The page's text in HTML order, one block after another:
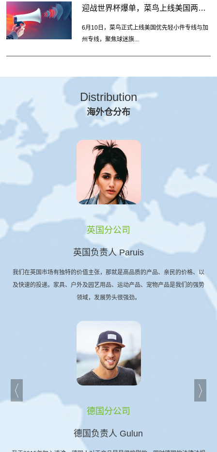
迎战世界杯爆单，菜鸟上线美国两大...
6月10日，菜鸟正式上线美国优先轻小件专线与加
州专线，聚焦球迷旗...
Distribution
海外仓分布
英国分公司
英国负责人 Paruis
我们在英国市场有独特的价值主张，那就是高品质的产品、亲民的价格、以
及快速的投递。家具、户外及园艺用品、运动产品、宠物产品是我们的强势
领域，发展势头很强劲。
德国分公司
德国负责人 Gulun